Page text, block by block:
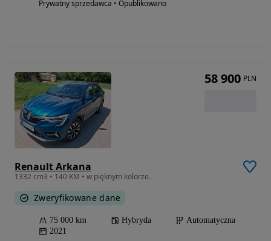
Prywatny sprzedawca • Opublikowano
Renault Arkana
1332 cm3 • 140 KM • w pięknym kolorze.
Zweryfikowane dane
75 000 km Hybryda
Automatyczna
2021
58 900 PLN